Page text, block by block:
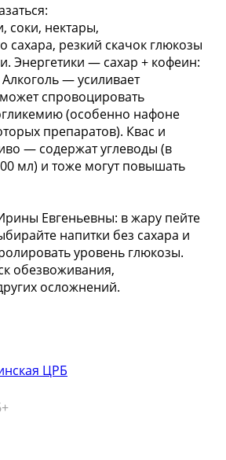
соки, нектары,
резкий скачок глюкозы
Энергетики — сахар + кофеин:
— усиливает
спровоцировать
(особенно нафоне
препаратов). Квас и
— содержат углеводы (в
мл) и тоже могут повышать
Евгеньевны: в жару пейте
напитки без сахара и
уровень глюкозы.
обезвоживания,
осложнений.
ЦРБ